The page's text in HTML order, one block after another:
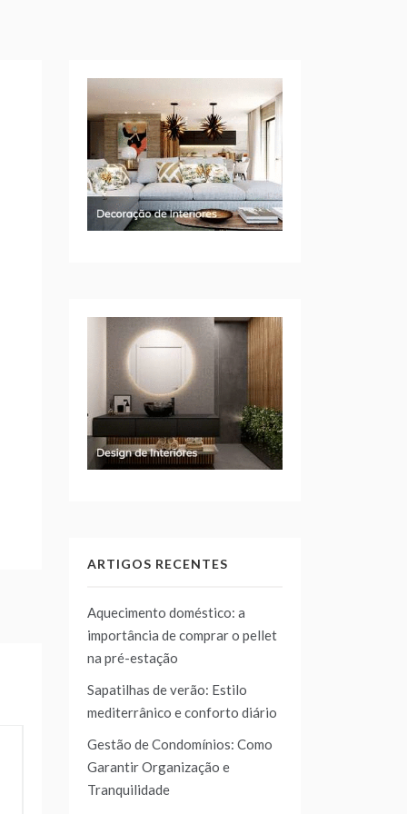
ARTIGOS RECENTES
Aquecimento doméstico: a
importância de comprar o pellet
na pré-estação
Sapatilhas de verão: Estilo
mediterrânico e conforto diário
Gestão de Condomínios: Como
Garantir Organização e
Tranquilidade